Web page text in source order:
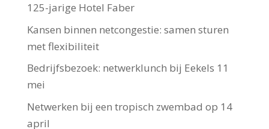
125-jarige Hotel Faber
Kansen binnen netcongestie: samen sturen
met flexibiliteit
Bedrijfsbezoek: netwerklunch bij Eekels 11
mei
Netwerken bij een tropisch zwembad op 14
april